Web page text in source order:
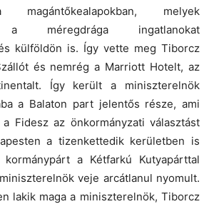
melyek
a méregdrága ingatlanokat
külföldön is. Így vette meg Tiborcz
és nemrég a Marriott Hotelt, az
Így került a miniszterelnök
a Balaton part jelentős része, ami
Fidesz az önkormányzati választást
a tizenkettedik kerületben is
a Kétfarkú Kutyapárttal
veje arcátlanul nyomult.
lakik maga a miniszterelnök, Tiborcz